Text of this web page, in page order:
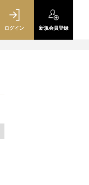
ログイン 新規会員登録